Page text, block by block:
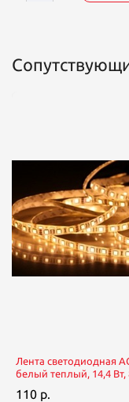
Лента светодиодная
белый теплый, 14,4 Вт,
110 р.